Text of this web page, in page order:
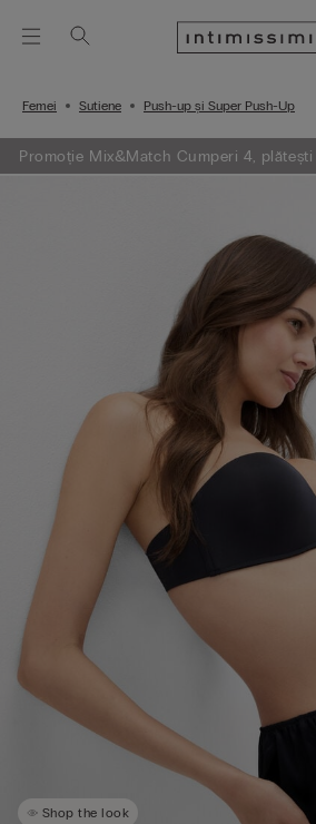
Femei Sutiene Push-up și Super Push-Up
Promoție Mix&Match Cumperi 4,
articolele preferate din tricotaje,
Shop the look